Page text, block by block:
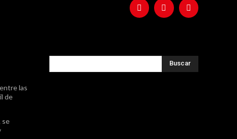
las
de
se
Buscar